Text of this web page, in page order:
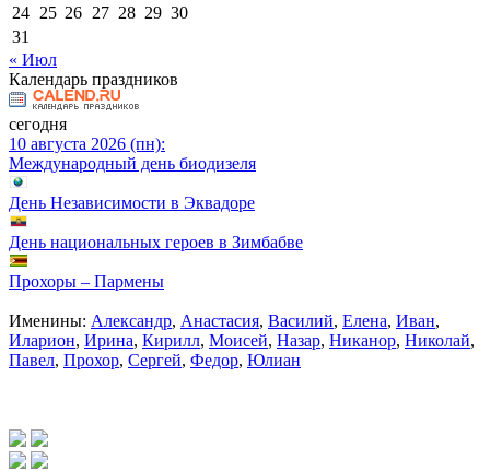
24 25 26 27 28 29 30
31
« Июл
Календарь праздников
сегодня
10 августа 2026 (пн):
Международный день биодизеля
День Независимости в Эквадоре
День национальных героев в Зимбабве
Прохоры – Пармены
Именины: Александр, Анастасия, Василий, Елена, Иван,
Иларион, Ирина, Кирилл, Моисей, Назар, Никанор, Николай,
Павел, Прохор, Сергей, Федор, Юлиан